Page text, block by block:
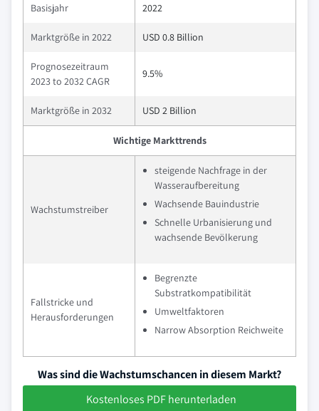
Basisjahr 2022
Marktgröße in 2022 USD 0.8 Billion
Prognosezeitraum
2023 to 2032 CAGR
9.5%
Marktgröße in 2032 USD 2 Billion
Wichtige Markttrends
Wachstumstreiber
steigende Nachfrage in der
Wasseraufbereitung
Wachsende Bauindustrie
Schnelle Urbanisierung und
wachsende Bevölkerung
Fallstricke und
Herausforderungen
Begrenzte
Substratkompatibilität
Umweltfaktoren
Narrow Absorption Reichweite
Was sind die Wachstumschancen in diesem Markt?
Kostenloses PDF herunterladen